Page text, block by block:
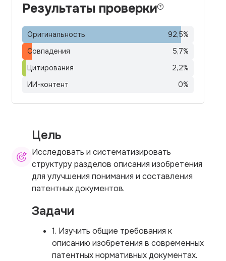
Результаты проверки
Оригинальность 92,5%
Совпадения
5,7%
Цитирования
2,2%
ИИ-контент
0%
Цель
Исследовать и систематизировать
структуру разделов описания изобретения
для улучшения понимания и составления
патентных документов.
Задачи
1. Изучить общие требования к
описанию изобретения в современных
патентных нормативных документах.